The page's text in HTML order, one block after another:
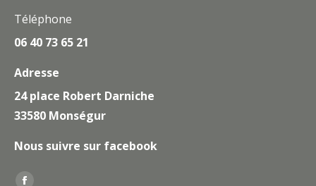
Téléphone
06 40 73 65 21
Adresse
24 place Robert Darniche
33580 Monségur
Nous suivre sur facebook
Trouvez nous sur :